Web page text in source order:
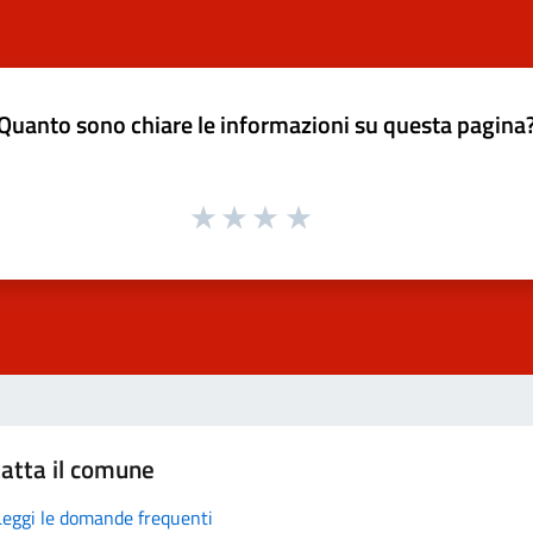
sono chiare le informazioni su questa
il comune
le domande frequenti